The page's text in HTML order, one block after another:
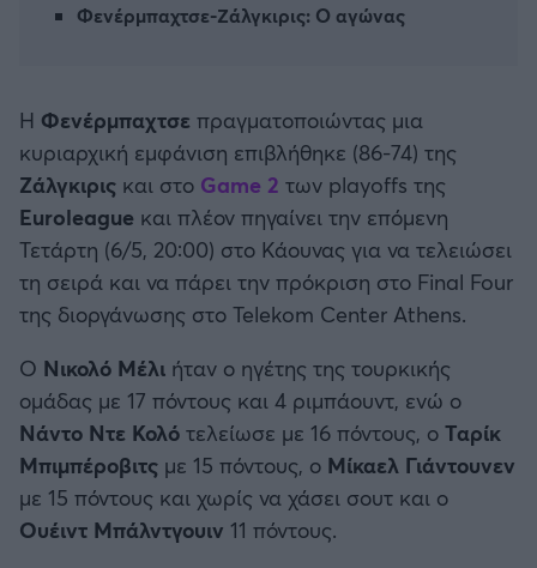
Μπαρτσελόνα
Ρεάλ Μαδρίτης
Ατλέτικο Μαδρίτης
Μάντσεστερ Γιουνάιτεντ
Μάντσεστερ Σίτι
Λίβερπουλ
Φενέρμπαχτσε-Ζάλγκιρις: Ο αγώνας
Η Φενέρμπαχτσε πραγματοποιώντας μια
κυριαρχική εμφάνιση επιβλήθηκε (86-74) της
Ζάλγκιρις και στο Game 2 των playoffs της
Euroleague και πλέον πηγαίνει την επόμενη
Τετάρτη (6/5, 20:00) στο Κάουνας για να τελειώσει
τη σειρά και να πάρει την πρόκριση στο Final Four
της διοργάνωσης στο Telekom Center Athens.
Ο Νικολό Μέλι ήταν ο ηγέτης της τουρκικής
ομάδας με 17 πόντους και 4 ριμπάουντ, ενώ ο
Νάντο Ντε Κολό τελείωσε με 16 πόντους, ο Ταρίκ
Μπιμπέροβιτς με 15 πόντους, ο Μίκαελ Γιάντουνεν
με 15 πόντους και χωρίς να χάσει σουτ και ο
Ουέιντ Μπάλντγουιν 11 πόντους.